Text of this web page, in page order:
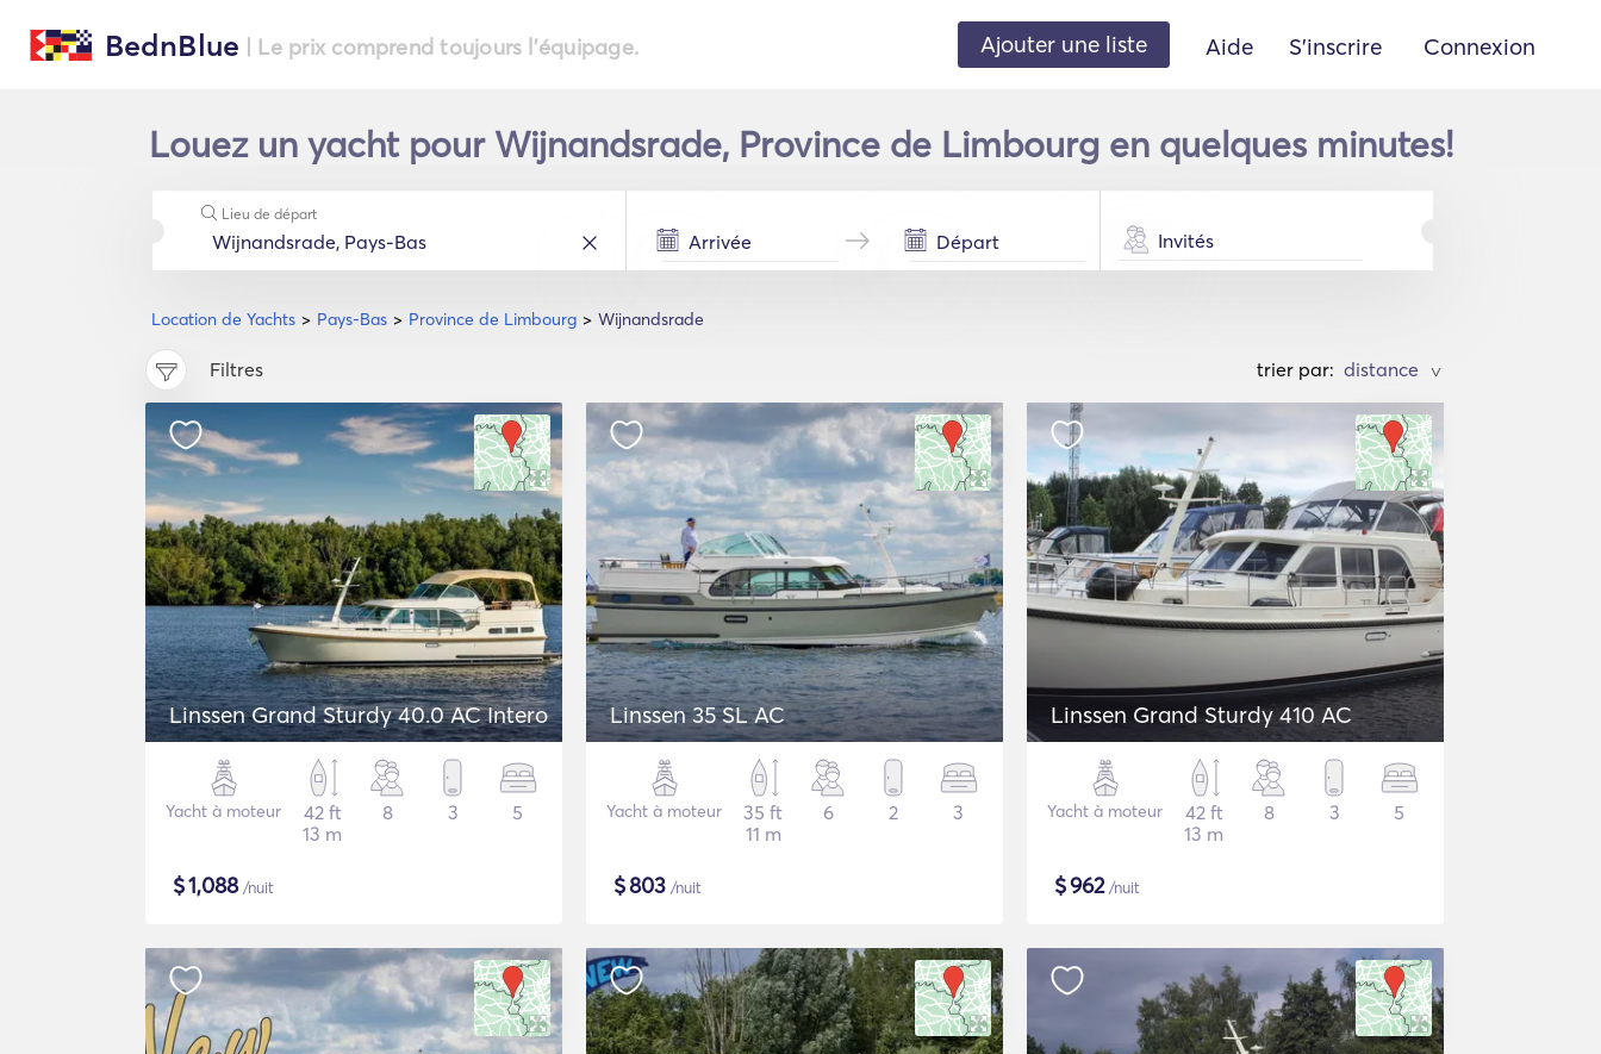
BednBlue | Le prix comprend toujours l'équipage. Ajouter une liste Aide S'inscrire Connexion
Louez un yacht pour Wijnandsrade, Province de Limbourg en quelques minutes!
Location de Yachts Pays-Bas Province de Limbourg Wijnandsrade
Lieu de départ
Invités
Filtres trier par: >
Linssen Grand Sturdy 40.0 AC Intero
Yacht à moteur
42 ft
13 m
8 3 5
$1,088/nuit
Linssen 35 SL AC
Yacht à moteur
35 ft
11 m
6 2 3
$803 /nuit
Linssen Grand Sturdy 410 AC
Yacht à moteur
42 ft
13 m
8 3 5
$962/nuit